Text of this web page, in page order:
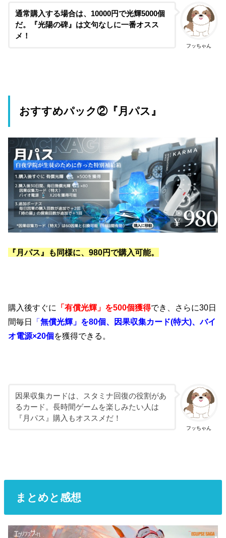
フッちゃん
通常購入する場合は、10000円で光輝5000個
だ。『光陽の碑』は文句なしに一番オスス
メ！
おすすめパック②『月パス』
『月パス』も同様に、980円で購入可能。
購入後すぐに 「有償光輝」を500個獲得でき、さらに30日
間毎日
「無償光輝」を80個、因果収集カード(特大)、バイ
オ電源×20個を獲得できる。
フッちゃん
因果収集カードは、スタミナ回復の役割があ
るカード。長時間ゲームを楽しみたい人は
『月パス』購入もオススメだ！
まとめと感想